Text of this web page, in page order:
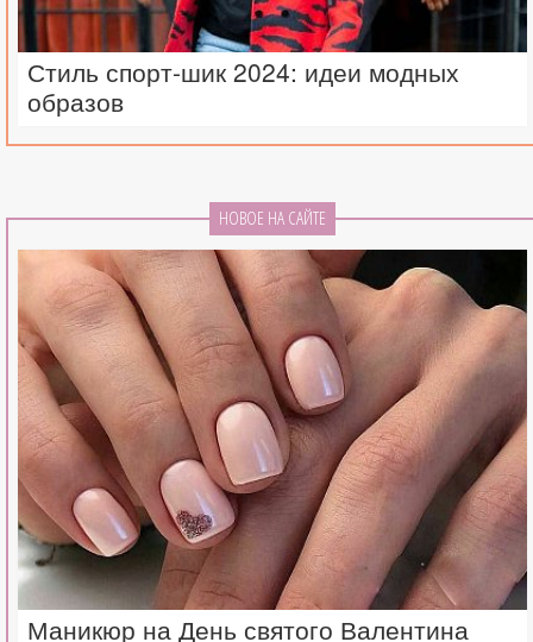
Стиль спорт-шик 2024: идеи модных
образов
НОВОЕ НА САЙТЕ
Маникюр на День святого Валентина